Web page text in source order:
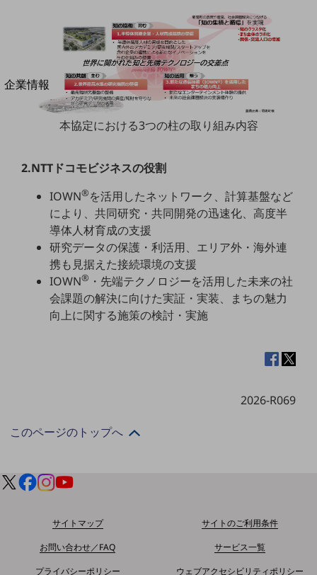
別ウィンドウで開きます
企業情報
企業情報TOP
社長からのご挨拶
グループ会社
会社案内パンフレット
ニュースルーム
ニュースルームTOP
サステナビリティTOP
サステナビリティ基本方針
サステナビリティレポート
本協定における3つの柱の取り組み内容
2.NTTドコモビジネスの役割
IOWN®を活用したネットワーク、計算基盤など
により、共同研究・共同開発の迅速化、高度半
導体人材育成の支援
研究データの保護・利活用、エリア外・海外連
携も見据えた接続環境の支援
IOWN® ・先端テクノロジーを活用した未来の社
会課題の解決に向けた実証・実装、まちの魅力
向上に関する施策の検討・実施
2026-R069
このページのトップへ
サイトマップ
サイトのご利用条件
お問い合わせ／FAQ
サービス一覧
プライバシーポリシー
ウェブアクセシビリティポリシー